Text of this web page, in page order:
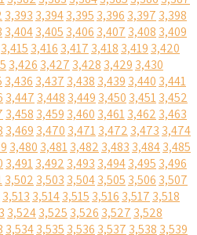
3,393 3,3943,395 3,396 3,397 3,398
3,4043,405 3,406 3,407 3,408 3,409
3,415 3,416 3,417 3,418 3,419 3,420
3,426 3,427 3,428 3,429 3,430
3,436 3,437 3,438 3,439 3,440 3,441
3,447 3,448 3,449 3,450 3,4513,452
3,458 3,459 3,460 3,4613,462 3,463
3,469 3,470 3,4713,472 3,473 3,474
3,480 3,4813,482 3,483 3,4843,485
3,4913,492 3,493 3,4943,495 3,496
3,502 3,503 3,5043,505 3,506 3,507
3,513 3,5143,515 3,516 3,517 3,518
3,5243,525 3,526 3,527 3,528
3,5343,535 3,536 3,537 3,538 3,539